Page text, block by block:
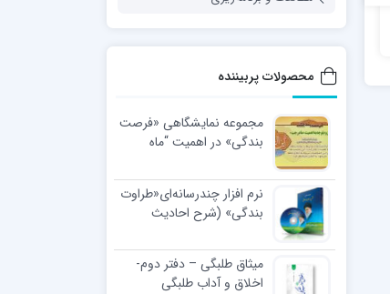
نشریه راه نما – شماره 42-
اتم زمانت را آزاد کن (درباره
تکنیک gtd در مدیریت زمان
و دو تکنیک دیگر)
گذر از تصمیمات الکی (دربارۀ
شیوه‌های افزایش قدرت
محصولات پربیننده
مجموعه نمایشگاهی «فرصت
بندگی» در اهمیت “ماه
نرم افزار چندرسانه‌ای«طراوت
بندگی» (شرح احادیث
اسلامی)
میثاق طلبگی – دفتر دوم-
اخلاق و آداب طلبگی